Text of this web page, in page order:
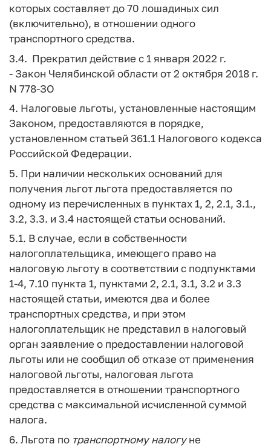
которых составляет до 70 лошадиных сил
(включительно), в отношении одного
транспортного средства.
3.4. Прекратил действие с 1 января 2022 г.
- Закон Челябинской области от 2 октября 2018 г.
N 778-ЗО
4. Налоговые льготы, установленные настоящим
Законом, предоставляются в порядке,
установленном статьей 361.1 Налогового кодекса
Российской Федерации.
5. При наличии нескольких оснований для
получения льгот льгота предоставляется по
одному из перечисленных в пунктах 1, 2, 2.1, 3.1.,
3.2, 3.3. и 3.4 настоящей статьи оснований.
5.1. В случае, если в собственности
налогоплательщика, имеющего право на
налоговую льготу в соответствии с подпунктами
1-4, 7.10 пункта 1, пунктами 2, 2.1, 3.1, 3.2 и 3.3
настоящей статьи, имеются два и более
транспортных средства, и при этом
налогоплательщик не представил в налоговый
орган заявление о предоставлении налоговой
льготы или не сообщил об отказе от применения
налоговой льготы, налоговая льгота
предоставляется в отношении транспортного
средства с максимальной исчисленной суммой
налога.
6. Льгота по транспортному налогуне